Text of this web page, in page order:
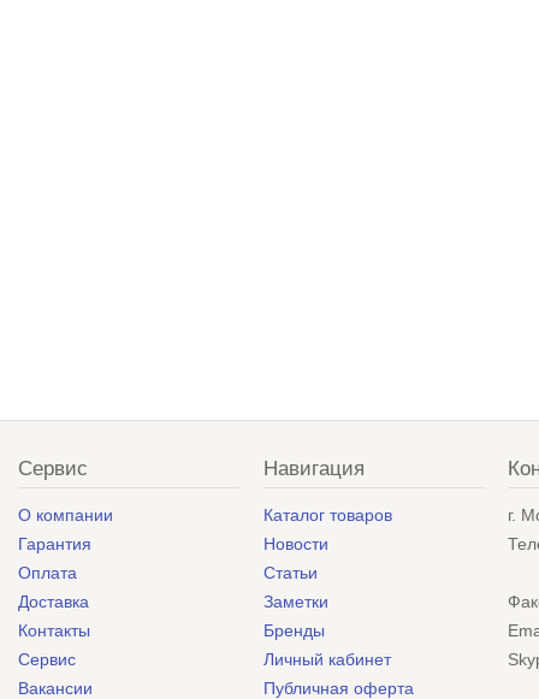
Сервис
О компании
Гарантия
Оплата
Доставка
Контакты
Сервис
Вакансии
Навигация
Каталог товаров
Новости
Статьи
Заметки
Бренды
Личный кабинет
Публичная оферта
г.